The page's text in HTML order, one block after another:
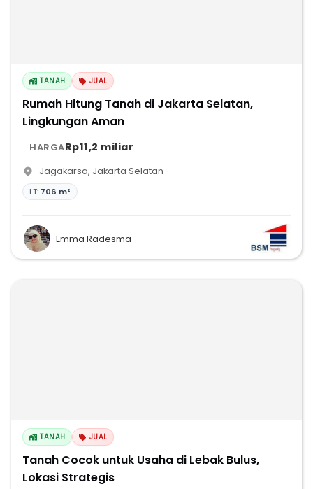
TANAH JUAL
Rumah Hitung Tanah di Jakarta Selatan,
Lingkungan Aman
HARGARp11,2 miliar
Jagakarsa, Jakarta Selatan
LT: 706 m²
Emma Radesma
TANAH JUAL
Tanah Cocok untuk Usaha di Lebak Bulus,
Lokasi Strategis